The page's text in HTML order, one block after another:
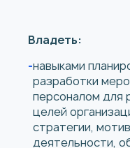
Владеть:
навыками
разработки
персоналом для
целей
стратегии,
деятельности,